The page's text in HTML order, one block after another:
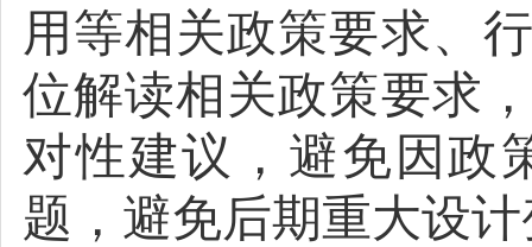
用等相关政策要求、
位解读相关政策要求
对性建议，避免因政
题，避免后期重大设